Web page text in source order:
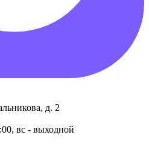
д. 2
вс - выходной